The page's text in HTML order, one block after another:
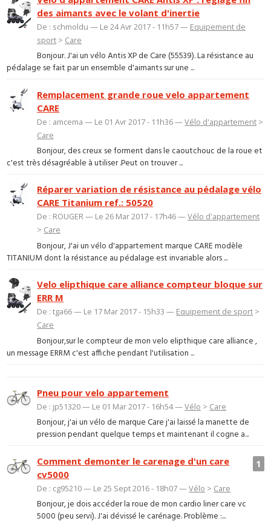
des aimants avec le volant d'inertie
De : schmoldu — Le 24 Avr 2017 - 11h57 — Equipement de
sport > Care
Bonjour. J'ai un vélo Antis XP de Care (55539). La résistance au
pédalage se fait par un ensemble d'aimants sur une ...
Remplacement grande roue velo appartement
CARE
De : amcema — Le 01 Avr 2017 - 11h36 —Vélo d'appartement >
Care
Bonjour, des creux se forment dans le caoutchouc de la roue et
c'est très désagréable à utiliser .Peut on trouver ...
Réparer variation de résistance au pédalage vélo
CARE Titanium ref.: 50520
De : ROUGER — Le 26 Mar 2017 - 17h46 —Vélo d'appartement
> Care
Bonjour, J'ai un vélo d'appartement marque CARE modèle
TITANIUM dont la résistance au pédalage est invariable alors ...
Velo elipthique care alliance compteur bloque sur
ERR M
De : tga66 — Le 17 Mar 2017 - 15h33 — Equipement de sport >
Care
Bonjour,sur le compteur de mon velo elipthique care alliance ,
un message ERRM c'est affiche pendant l'utilisation ...
Pneu pour velo appartement
De : jp51320 — Le 01 Mar 2017 - 16h54 —Vélo > Care
Bonjour, j'ai un vélo de marque Care j'ai laissé la manette de
pression pendant quelque temps et maintenant il cogne a...
1
Comment demonter le carenage d'un care
cv5000
De : cg95210 — Le 25 Sept 2016 - 18h07 —Vélo > Care
Bonjour, je dois accéder la roue de mon cardio liner care vc
5000 (peu servi). J'ai dévissé le carénage. Problème :...